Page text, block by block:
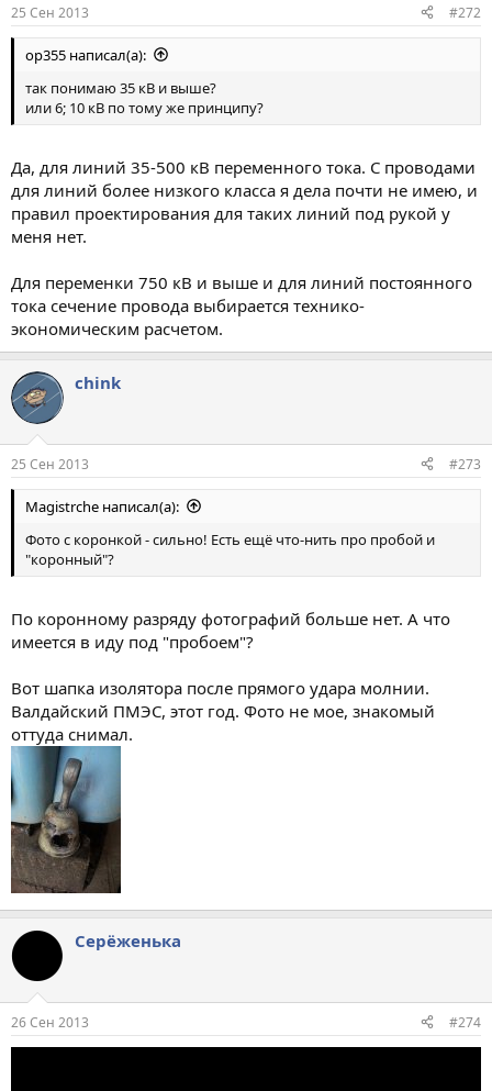
25 Сен 2013 #272
op355 написал(а):
так понимаю 35 кВ и выше?
или 6; 10 кВ по тому же принципу?
Да, для линий 35-500 кВ переменного тока. С проводами
для линий более низкого класса я дела почти не имею, и
правил проектирования для таких линий под рукой у
меня нет.
Для переменки 750 кВ и выше и для линий постоянного
тока сечение провода выбирается технико-
экономическим расчетом.
chink
25 Сен 2013 #273
Magistrche написал(а):
Фото с коронкой - сильно! Есть ещё что-нить про пробой и
"коронный"?
По коронному разряду фотографий больше нет. А что
имеется в иду под "пробоем"?
Вот шапка изолятора после прямого удара молнии.
Валдайский ПМЭС, этот год. Фото не мое, знакомый
оттуда снимал.
Серёженька
26 Сен 2013 #274